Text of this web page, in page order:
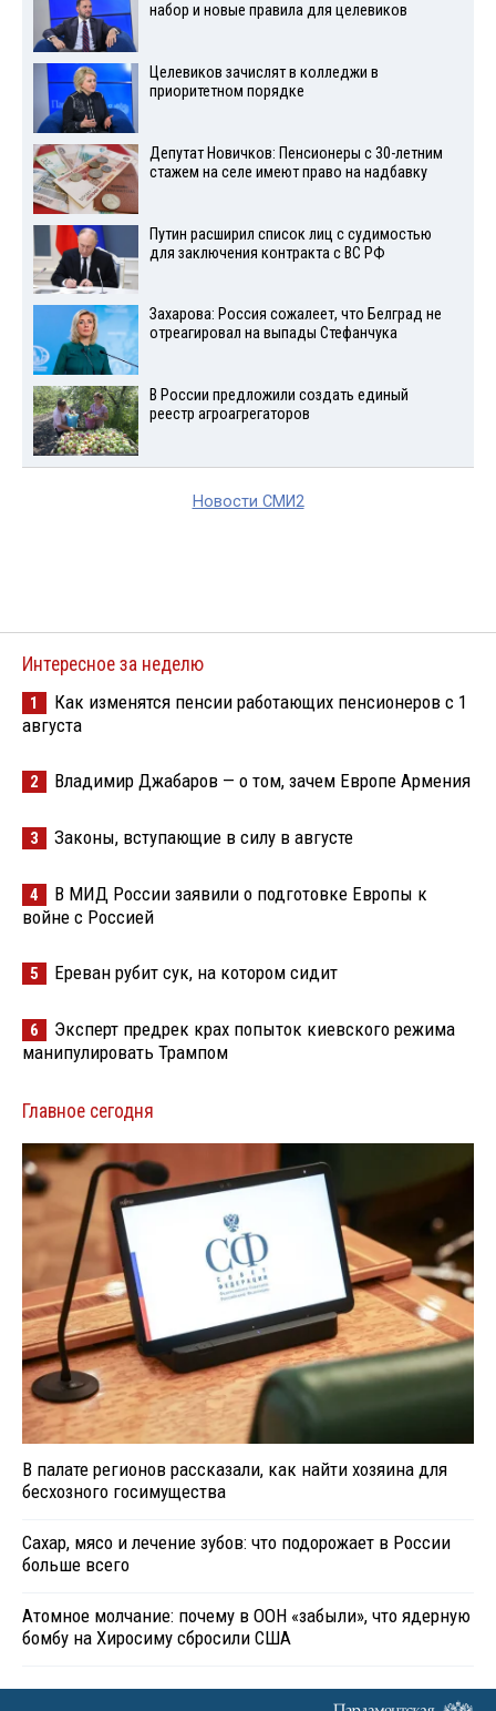
набор и новые правила для целевиков
Целевиков зачислят в колледжи в
приоритетном порядке
Депутат Новичков: Пенсионеры с 30-летним
стажем на селе имеют право на надбавку
Путин расширил список лиц с судимостью
для заключения контракта с ВС РФ
Захарова: Россия сожалеет, что Белград не
отреагировал на выпады Стефанчука
В России предложили создать единый
реестр агроагрегаторов
Новости СМИ2
Интересное за неделю
1
Как изменятся пенсии работающих пенсионеров с 1
августа
2 Владимир Джабаров — о том, зачем Европе Армения
3 Законы, вступающие в силу в августе
4
В МИД России заявили о подготовке Европы к
войне с Россией
5 Ереван рубит сук, на котором сидит
6
Эксперт предрек крах попыток киевского режима
манипулировать Трампом
Главное сегодня
В палате регионов рассказали, как найти хозяина для
бесхозного госимущества
Сахар, мясо и лечение зубов: что подорожает в России
больше всего
Атомное молчание: почему в ООН «забыли», что ядерную
бомбу на Хиросиму сбросили США